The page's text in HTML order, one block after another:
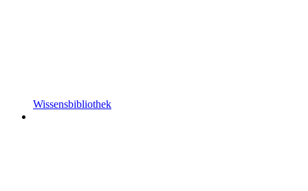
Wissensbibliothek